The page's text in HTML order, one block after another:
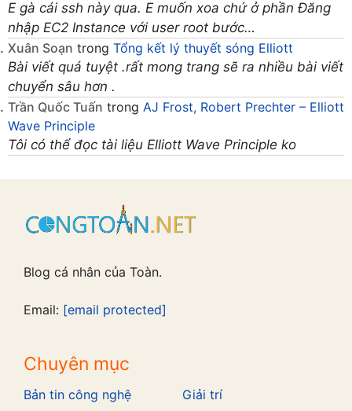
E gà cái ssh này qua. E muốn xoa chứ ở phần Đăng
nhập EC2 Instance với user root bước…
Xuân Soạn trong Tổng kết lý thuyết sóng Elliott
Bài viết quá tuyệt .rất mong trang sẽ ra nhiều bài viết
chuyển sâu hơn .
Trần Quốc Tuấn trong AJ Frost, Robert Prechter – Elliott
Wave Principle
Tôi có thể đọc tài liệu Elliott Wave Principle ko
Blog cá nhân của Toàn.
Email: [email protected]
Chuyên mục
Bản tin công nghệ Giải trí